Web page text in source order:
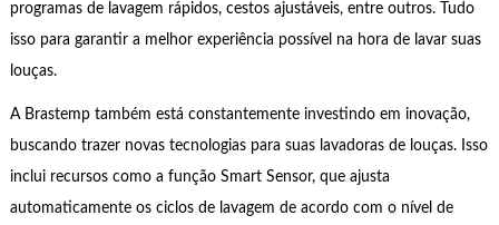
programas de lavagem rápidos, cestos ajustáveis, entre outros. Tudo
isso para garantir a melhor experiência possível na hora de lavar suas
louças.
A Brastemp também está constantemente investindo em inovação,
buscando trazer novas tecnologias para suas lavadoras de louças. Isso
inclui recursos como a função Smart Sensor, que ajusta
automaticamente os ciclos de lavagem de acordo com o nível de